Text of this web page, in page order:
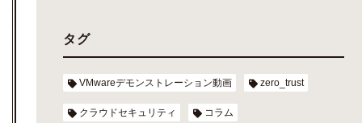
タグ
VMwareデモンストレーション動画 zero_trust
クラウドセキュリティ コラム